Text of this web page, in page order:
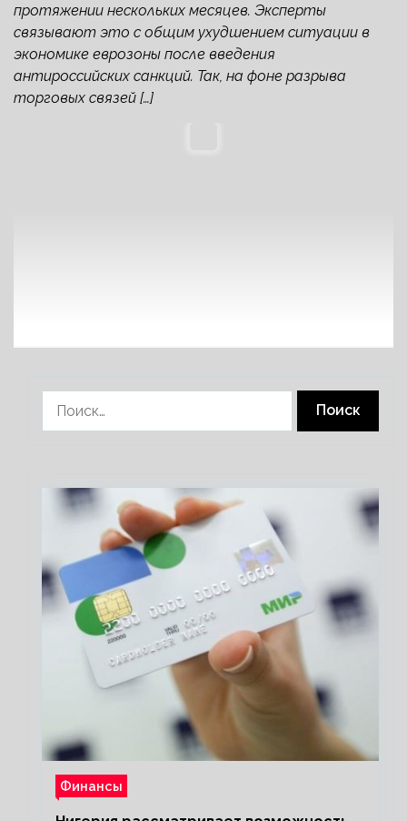
протяжении нескольких месяцев. Эксперты
связывают это с общим ухудшением ситуации в
экономике еврозоны после введения
антироссийских санкций. Так, на фоне разрыва
торговых связей […]
Финансы